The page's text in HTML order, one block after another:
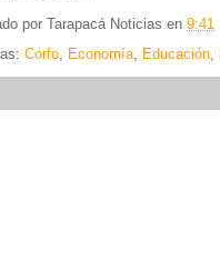
por Tarapacá Noticias en 9:41
Corfo, Economía, Educación,